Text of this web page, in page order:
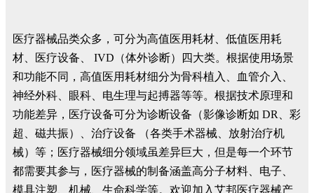
医疗器械品类众多，可分为高值医用耗材、低值医用耗
材、医疗设备、 IVD（体外诊断）四大类。根据使用场景
和功能不同，高值医用耗材细分为骨科植入、血管介入、
神经外科、眼科、电生理与起搏器等等。根据技术原理和
功能差异，医疗设备可分为诊断设备（影像诊断如 DR、彩
超、磁共振）、治疗设备 （各类手术器械、放射治疗机
械）等；医疗器械细分领域虽差异巨大，但是每一个环节
都需要其参与，医疗器械的制备涵盖高分子材料、电子、
模具注塑、机械、生命科学等。欢迎加入艾邦医疗器械产